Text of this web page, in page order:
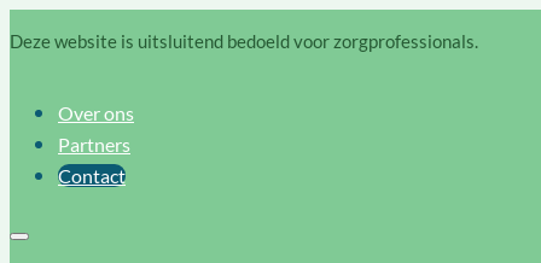
Deze website is uitsluitend bedoeld voor zorgprofessionals.
Over ons
Partners
Contact